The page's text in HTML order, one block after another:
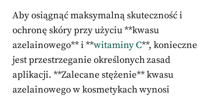
Aby osiągnąć maksymalną skuteczność i
ochronę skóry przy użyciu **kwasu
azelainowego** i **witaminy C**, konieczne
jest przestrzeganie określonych zasad
aplikacji. **Zalecane stężenie** kwasu
azelainowego w kosmetykach wynosi